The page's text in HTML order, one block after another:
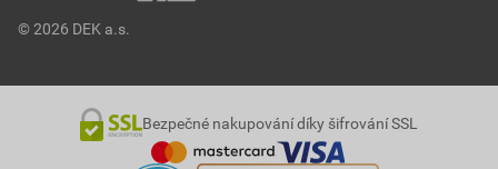
© 2026 DEK a.s.
Bezpečné nakupování díky šifrování SSL